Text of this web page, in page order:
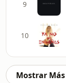
9
10
Mostrar Más